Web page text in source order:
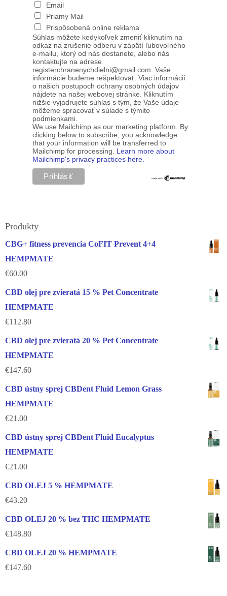
Email
Priamy Mail
Prispôsobená online reklama
Súhlas môžete kedykoľvek zmeniť kliknutím na
odkaz na zrušenie odberu v zápätí ľubovoľného
e-mailu, ktorý od nás dostanete, alebo nás
kontaktujte na adrese
registerchranenychdielni@gmail.com. Vaše
informácie budeme rešpektovať. Viac informácií
o našich postupoch ochrany osobných údajov
nájdete na našej webovej stránke. Kliknutím
nižšie vyjadrujete súhlas s tým, že Vaše údaje
môžeme spracovať v súlade s týmito
podmienkami.
We use Mailchimp as our marketing platform. By
clicking below to subscribe, you acknowledge
that your information will be transferred to
Mailchimp for processing. Learn more about
Mailchimp's privacy practices here.
Produkty
CBG+ fitness prevencia CoFIT Prevent 4+4
HEMPMATE
€60.00
CBD olej pre zvieratá 15 % Pet Concentrate
HEMPMATE
€112.80
CBD olej pre zvieratá 20 % Pet Concentrate
HEMPMATE
€147.60
CBD ústny sprej CBDent Fluid Lemon Grass
HEMPMATE
€21.00
CBD ústny sprej CBDent Fluid Eucalyptus
HEMPMATE
€21.00
CBD OLEJ 5 % HEMPMATE
€43.20
CBD OLEJ 20 % bez THC HEMPMATE
€148.80
CBD OLEJ 20 % HEMPMATE
€147.60